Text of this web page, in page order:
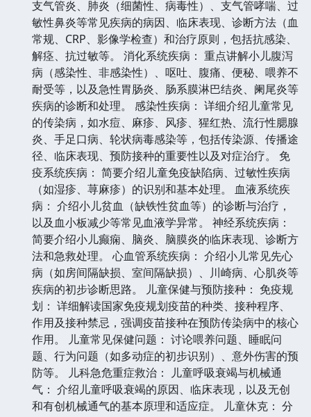
支气管炎、肺炎（细菌性、病毒性）、支气管哮喘、过
敏性鼻炎等常见疾病的病因、临床表现、诊断方法（血
常规、CRP、影像学检查）和治疗原则，包括抗感染、
解痉、抗过敏等。 消化系统疾病： 重点讲解小儿腹泻
病（感染性、非感染性）、呕吐、腹痛、便秘、喂养不
耐受等，以及急性胃肠炎、肠系膜淋巴结炎、阑尾炎等
疾病的诊断和处理。 感染性疾病： 详细介绍儿童常见
的传染病，如水痘、麻疹、风疹、猩红热、流行性腮腺
炎、手足口病、轮状病毒感染等，包括传染源、传播途
径、临床表现、预防接种的重要性以及对症治疗。 免
疫系统疾病： 简要介绍儿童免疫缺陷病、过敏性疾病
（如湿疹、荨麻疹）的识别和基本处理。 血液系统疾
病： 介绍小儿贫血（缺铁性贫血等）的诊断与治疗，
以及血小板减少等常见血液学异常。 神经系统疾病：
简要介绍小儿癫痫、脑炎、脑膜炎的临床表现、诊断方
法和急救处理。 心血管系统疾病： 介绍小儿常见先心
病（如房间隔缺损、室间隔缺损）、川崎病、心肌炎等
疾病的初步诊断思路。 儿童保健与预防接种： 免疫规
划： 详细解读国家免疫规划疫苗的种类、接种程序、
作用及接种禁忌，强调疫苗接种在预防传染病中的核心
作用。 儿童常见保健问题： 讨论喂养问题、睡眠问
题、行为问题（如多动症的初步识别）、意外伤害的预
防等。 儿科急危重症救治： 儿童呼吸衰竭与机械通
气： 介绍儿童呼吸衰竭的原因、临床表现，以及无创
和有创机械通气的基本原理和适应症。 儿童休克： 分